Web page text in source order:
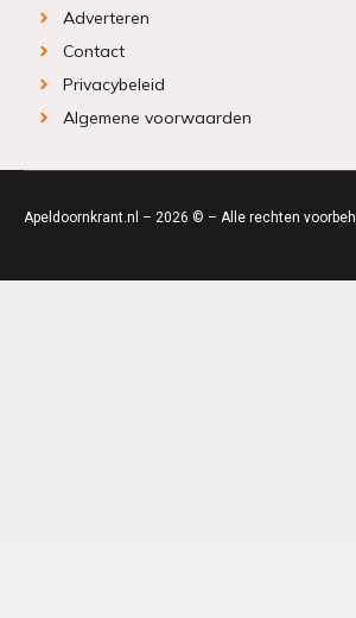
Adverteren
Contact
Privacybeleid
Algemene voorwaarden
Apeldoornkrant.nl – 2026 © – Alle rechten